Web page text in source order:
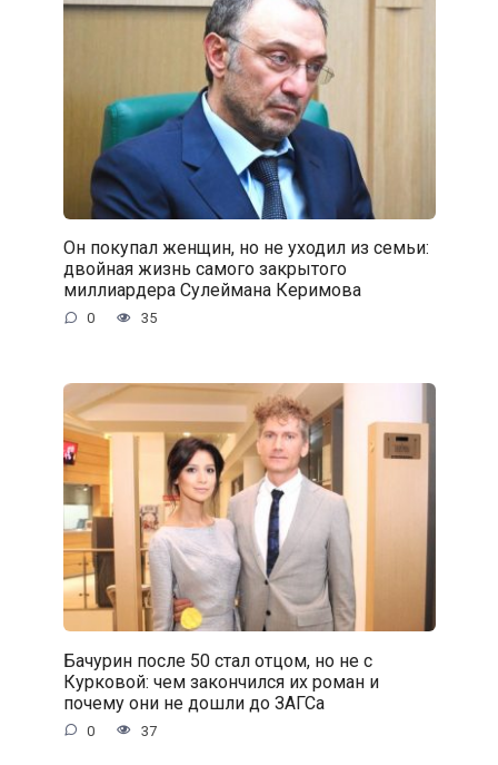
Он покупал женщин, но не уходил из семьи:
двойная жизнь самого закрытого
миллиардера Сулеймана Керимова
0 35
Бачурин после 50 стал отцом, но не с
Курковой: чем закончился их роман и
почему они не дошли до ЗАГСа
0 37